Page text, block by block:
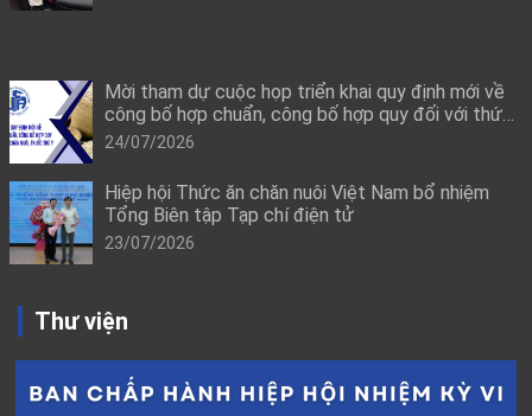
Mời tham dự cuộc họp triển khai quy định mới về
công bố hợp chuẩn, công bố hợp quy đối với thức
ăn chăn nuôi, thuốc thú y
24/07/2026
Hiệp hội Thức ăn chăn nuôi Việt Nam bổ nhiệm
Tổng Biên tập Tạp chí điện tử
23/07/2026
Thư viện